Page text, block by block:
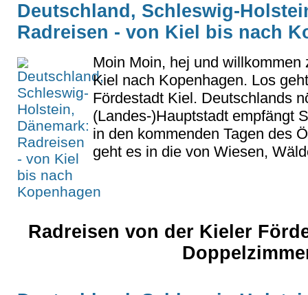
Deutschland, Schleswig-
Radreisen - von Kiel bis nach
Moin Moin, hej und willkommen
Kiel nach Kopenhagen. Los
Fördestadt Kiel. Deutschlands
(Landes-)Hauptstadt empfängt
in den kommenden Tagen des
geht es in die von Wiesen,
Radreisen von der Kieler